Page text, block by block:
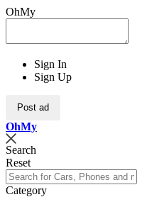
OhMy
Sign In
Sign Up
Post ad
OhMy
Search
Reset
Category